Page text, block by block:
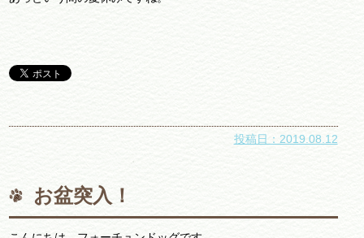
投稿日：2019.08.12
お盆突入！